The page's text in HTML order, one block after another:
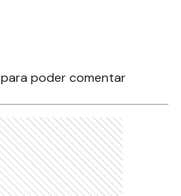
para poder comentar